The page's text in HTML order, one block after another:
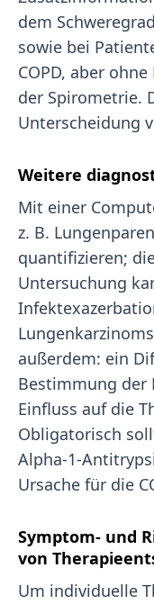
dem
sowie bei
COPD, aber
der Spirometrie.
Unterscheidung
Weitere
Mit einer
z. B.
quantifizieren;
Untersuchung
außerdem: ein
Bestimmung der
Einfluss auf die
Obligatorisch
Alpha-1-
Ursache für die
Symptom- und
von
Um individuelle